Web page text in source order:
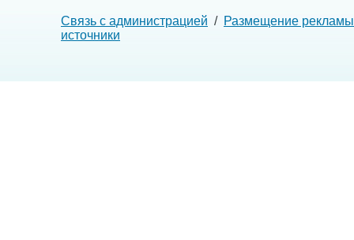
Связь с администрацией / Размещение рекламы
источники